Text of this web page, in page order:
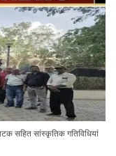
सहित सांस्कृतिक गतिविधियां